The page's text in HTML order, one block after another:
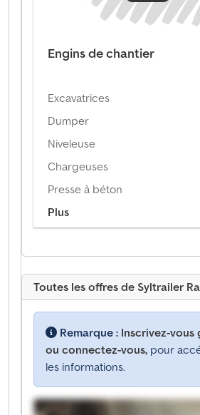
Engins de chantier
Excavatrices
Dumper
Niveleuse
Chargeuses
Presse à béton
Plus
Toutes les offres de Syltrailer
Remarque : Inscrivez-
ou connectez-vous, pour
les informations.